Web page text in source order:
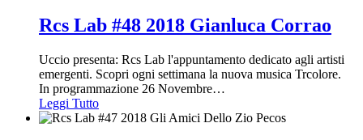
Rcs Lab #48 2018 Gianluca Corrao
Uccio presenta: Rcs Lab l'appuntamento dedicato agli artisti
emergenti. Scopri ogni settimana la nuova musica Trcolore.
In programmazione 26 Novembre…
Leggi Tutto